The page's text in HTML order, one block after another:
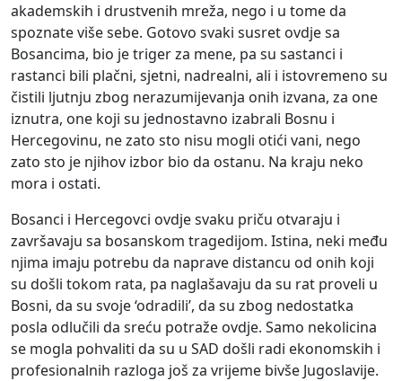
akademskih i drustvenih mreža, nego i u tome da
spoznate više sebe. Gotovo svaki susret ovdje sa
Bosancima, bio je triger za mene, pa su sastanci i
rastanci bili plačni, sjetni, nadrealni, ali i istovremeno su
čistili ljutnju zbog nerazumijevanja onih izvana, za one
iznutra, one koji su jednostavno izabrali Bosnu i
Hercegovinu, ne zato sto nisu mogli otići vani, nego
zato sto je njihov izbor bio da ostanu. Na kraju neko
mora i ostati.
Bosanci i Hercegovci ovdje svaku priču otvaraju i
završavaju sa bosanskom tragedijom. Istina, neki među
njima imaju potrebu da naprave distancu od onih koji
su došli tokom rata, pa naglašavaju da su rat proveli u
Bosni, da su svoje ‘odradili’, da su zbog nedostatka
posla odlučili da sreću potraže ovdje. Samo nekolicina
se mogla pohvaliti da su u SAD došli radi ekonomskih i
profesionalnih razloga još za vrijeme bivše Jugoslavije.